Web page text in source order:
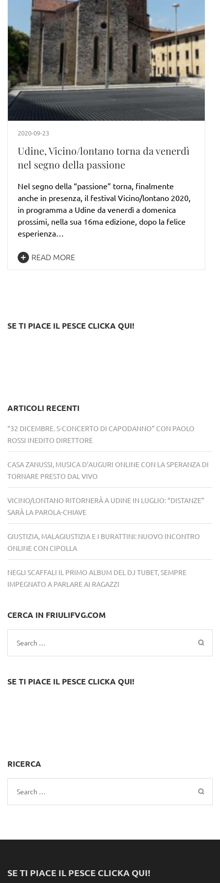
2020-09-23
Udine, Vicino/lontano torna da venerdì
nel segno della passione
Nel segno della “passione” torna, finalmente
anche in presenza, il festival Vicino/lontano 2020,
in programma a Udine da venerdì a domenica
prossimi, nella sua 16ma edizione, dopo la felice
esperienza…
READ MORE
SE TI PIACE IL PESCE CLICKA QUI!
ARTICOLI RECENTI
“32 DICEMBRE. S-CONCERTO DI CAPODANNO” CON PAOLO
ROSSI INEDITO DIRETTORE
CASA ZANUSSI, MUSICA D’AUGURI ONLINE CON LA SPERANZA DI
TORNARE PRESTO DAL VIVO
VICINO/LONTANO RITORNERÀ A UDINE IN LUGLIO: “DISTANZE”
SARÀ LA PAROLA-CHIAVE
GIUSTIZIA, MALAGIUSTIZIA E I BURATTINI: NUOVO INCONTRO
ONLINE CON CIPOLLA
NEGLI SCAFFALI IL PRIMO ALBUM DEL DJ TUBET, SEMPRE
IMPEGNATO A PARLARE AI RAGAZZI
CERCA IN FRIULIFVG.COM
Search
for:
SE TI PIACE IL PESCE CLICKA QUI!
RICERCA
Search
for:
SE TI PIACE IL PESCE CLICKA QUI!